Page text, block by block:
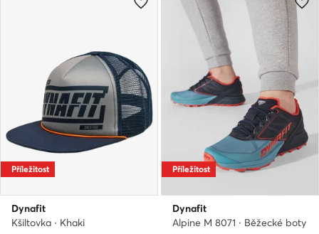
Příležitost
Dynafit
Kšiltovka · Khaki
Příležitost
Dynafit
Alpine M 8071 · Běžecké boty